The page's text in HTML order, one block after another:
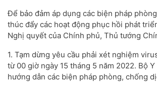
Để bảo đảm áp dụng các biện pháp
thúc đẩy các hoạt động phục hồi phát
Nghị quyết của Chính phủ, Thủ tướng
1. Tạm dừng yêu cầu phải xét nghiệm
từ 00 giờ ngày 15 tháng 5 năm 2022. Bộ
hướng dẫn các biện pháp phòng, chống